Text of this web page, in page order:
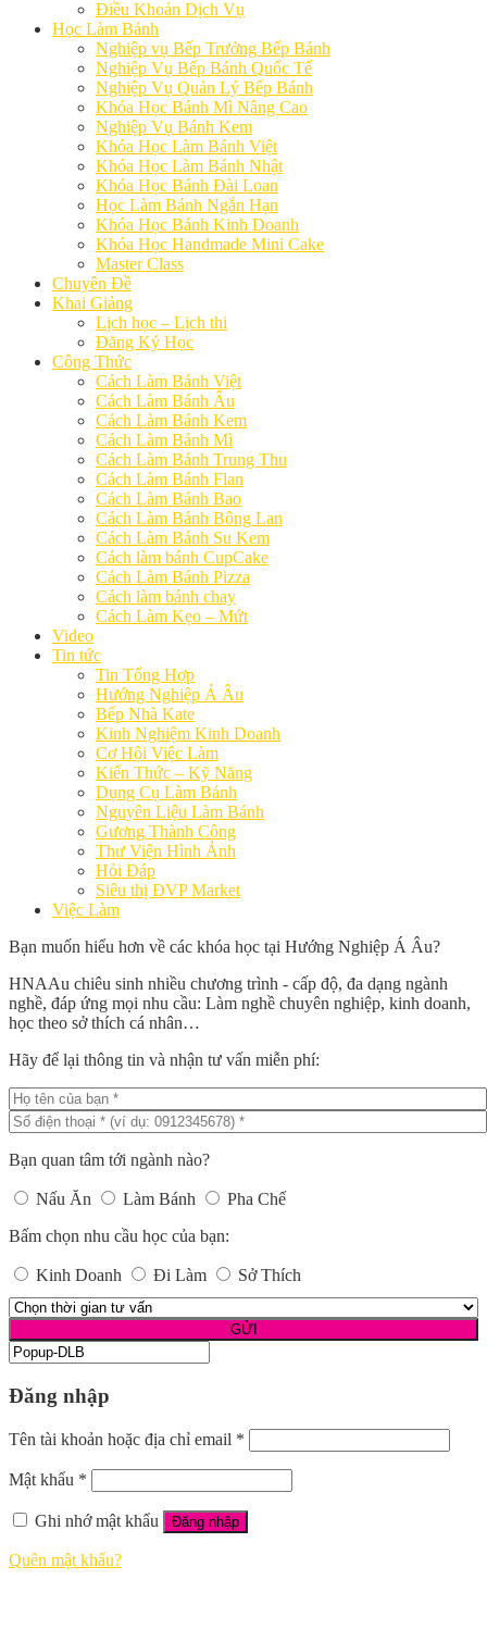
Điều Khoản Dịch Vụ
Học Làm Bánh
Nghiệp vụ Bếp Trưởng Bếp Bánh
Nghiệp Vụ Bếp Bánh Quốc Tế
Nghiệp Vụ Quản Lý Bếp Bánh
Khóa Học Bánh Mì Nâng Cao
Nghiệp Vụ Bánh Kem
Khóa Học Làm Bánh Việt
Khóa Học Làm Bánh Nhật
Khóa Học Bánh Đài Loan
Học Làm Bánh Ngắn Hạn
Khóa Học Bánh Kinh Doanh
Khóa Học Handmade Mini Cake
Master Class
Chuyên Đề
Khai Giảng
Lịch học – Lịch thi
Đăng Ký Học
Công Thức
Cách Làm Bánh Việt
Cách Làm Bánh Âu
Cách Làm Bánh Kem
Cách Làm Bánh Mì
Cách Làm Bánh Trung Thu
Cách Làm Bánh Flan
Cách Làm Bánh Bao
Cách Làm Bánh Bông Lan
Cách Làm Bánh Su Kem
Cách làm bánh CupCake
Cách Làm Bánh Pizza
Cách làm bánh chay
Cách Làm Kẹo – Mứt
Video
Tin tức
Tin Tổng Hợp
Hướng Nghiệp Á Âu
Bếp Nhà Kate
Kinh Nghiệm Kinh Doanh
Cơ Hội Việc Làm
Kiến Thức – Kỹ Năng
Dụng Cụ Làm Bánh
Nguyên Liệu Làm Bánh
Gương Thành Công
Thư Viện Hình Ảnh
Hỏi Đáp
Siêu thị ĐVP Market
Việc Làm
Bạn muốn hiểu hơn về các khóa học tại Hướng Nghiệp Á Âu?
HNAAu chiêu sinh nhiều chương trình - cấp độ, đa dạng ngành
nghề, đáp ứng mọi nhu cầu: Làm nghề chuyên nghiệp, kinh doanh,
học theo sở thích cá nhân…
Hãy để lại thông tin và nhận tư vấn miễn phí:
Bạn quan tâm tới ngành nào?
Nấu Ăn Làm Bánh
Pha Chế
Bấm chọn nhu cầu học của bạn:
Kinh Doanh Đi Làm Sở Thích
Đăng nhập
Tên tài khoản hoặc địa chỉ email *
Mật khẩu *
Ghi nhớ mật khẩu Đăng nhập
Quên mật khẩu?